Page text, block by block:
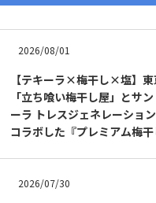
2026/08/01
【テキーラ×梅干し×塩】
「立ち喰い梅干し屋」とサ
ーラ トレスジェネレーショ
コラボした『プレミアム梅
2026/07/30